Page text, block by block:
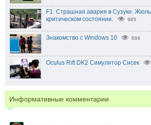
F1. Страшная авария в Сузуке.
критическом состоянии.
985
Знакомство с Windows 10 684
Oculus Rift DK2 Симулятор Сисек
Информативные комментарии